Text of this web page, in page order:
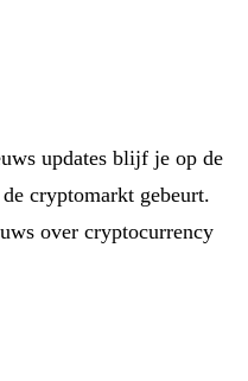
updates blijf je op de
cryptomarkt gebeurt.
over cryptocurrency